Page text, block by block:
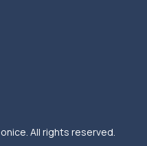
All rights reserved.